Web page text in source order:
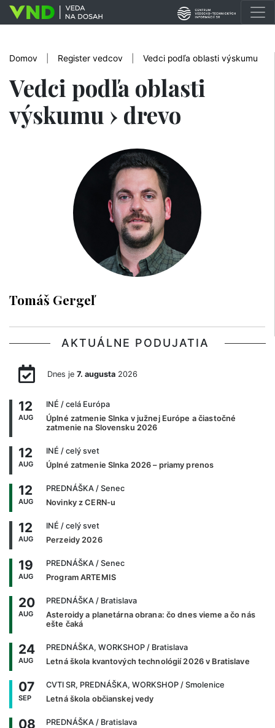
Domov Register vedcov Vedci podľa oblasti výskumu
Vedci podľa oblasti
výskumu › drevo
Tomáš Gergeľ
AKTUÁLNE PODUJATIA
Dnes je 7. augusta2026
12
AUG
INÉ / celá Európa
Úplné zatmenie Slnka v južnej Európe a čiastočné
zatmenie na Slovensku 2026
12
AUG
INÉ / celý svet
Úplné zatmenie Slnka 2026 – priamy prenos
12
AUG
PREDNÁŠKA / Senec
Novinky z CERN-u
12
AUG
INÉ / celý svet
Perzeidy 2026
19
AUG
PREDNÁŠKA / Senec
Program ARTEMIS
20
AUG
PREDNÁŠKA / Bratislava
Asteroidy a planetárna obrana: čo dnes vieme a čo nás
ešte čaká
24
AUG
PREDNÁŠKA, WORKSHOP / Bratislava
Letná škola kvantových technológií 2026 v Bratislave
07
SEP
CVTI SR, PREDNÁŠKA, WORKSHOP / Smolenice
Letná škola občianskej vedy
08 PREDNÁŠKA / Bratislava